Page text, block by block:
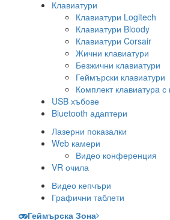
Клавиатури
Клавиатури Logitech
Клавиатури Bloody
Клавиатури Corsair
Жични клавиатури
Безжични клавиатури
Геймърски клавиатури
Комплект клавиатурa
USB хъбове
Bluetooth адаптери
Лазерни показалки
Web камери
Видео конференция
VR очила
Видео кепчъри
Графични таблети
Геймърска Зона